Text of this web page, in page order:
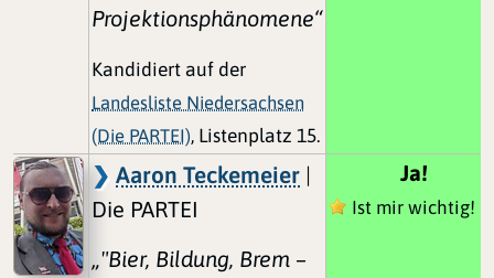
Projektionsphänomene“
Kandidiert auf der
Landesliste Niedersachsen
(Die PARTEI), Listenplatz 15.
Aaron Teckemeier |
Die PARTEI
„"Bier, Bildung, Brem –
Ja!
Ist mir wichtig!